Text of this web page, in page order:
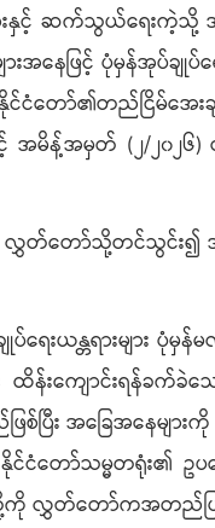
ားနှင့် ဆက်သွယ်ရေး
င့် ပုံမှန်အုပ်ချုပ်ရေး
၏တည်ငြိမ်အေးချမ်း
အမိန့်အမှတ် (၂/၂၀၂
ော်သို့တင်သွင်း၍ အတ
ေးယန္တရားများ ပုံ
ထိန်းကျောင်းရန်ခက်
ြစ်ပြီး ​အခြေအနေမ
နိုင်ငံတော်သမ္မတရုံး
းတို့ကို လွှတ်တော်ကအတည်